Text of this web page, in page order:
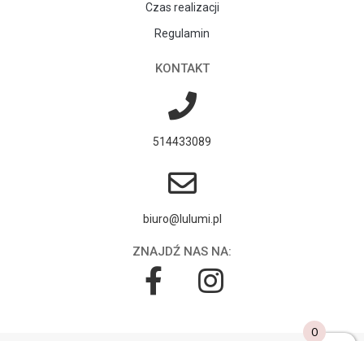
Czas realizacji
Regulamin
KONTAKT
514433089
biuro@lulumi.pl
ZNAJDŹ NAS NA:
0